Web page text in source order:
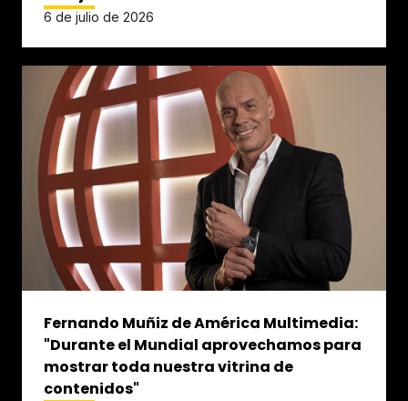
6 de julio de 2026
Fernando Muñiz de América Multimedia:
"Durante el Mundial aprovechamos para
mostrar toda nuestra vitrina de
contenidos"